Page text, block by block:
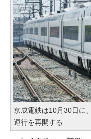
京成電鉄は10月30日に
運行を再開する